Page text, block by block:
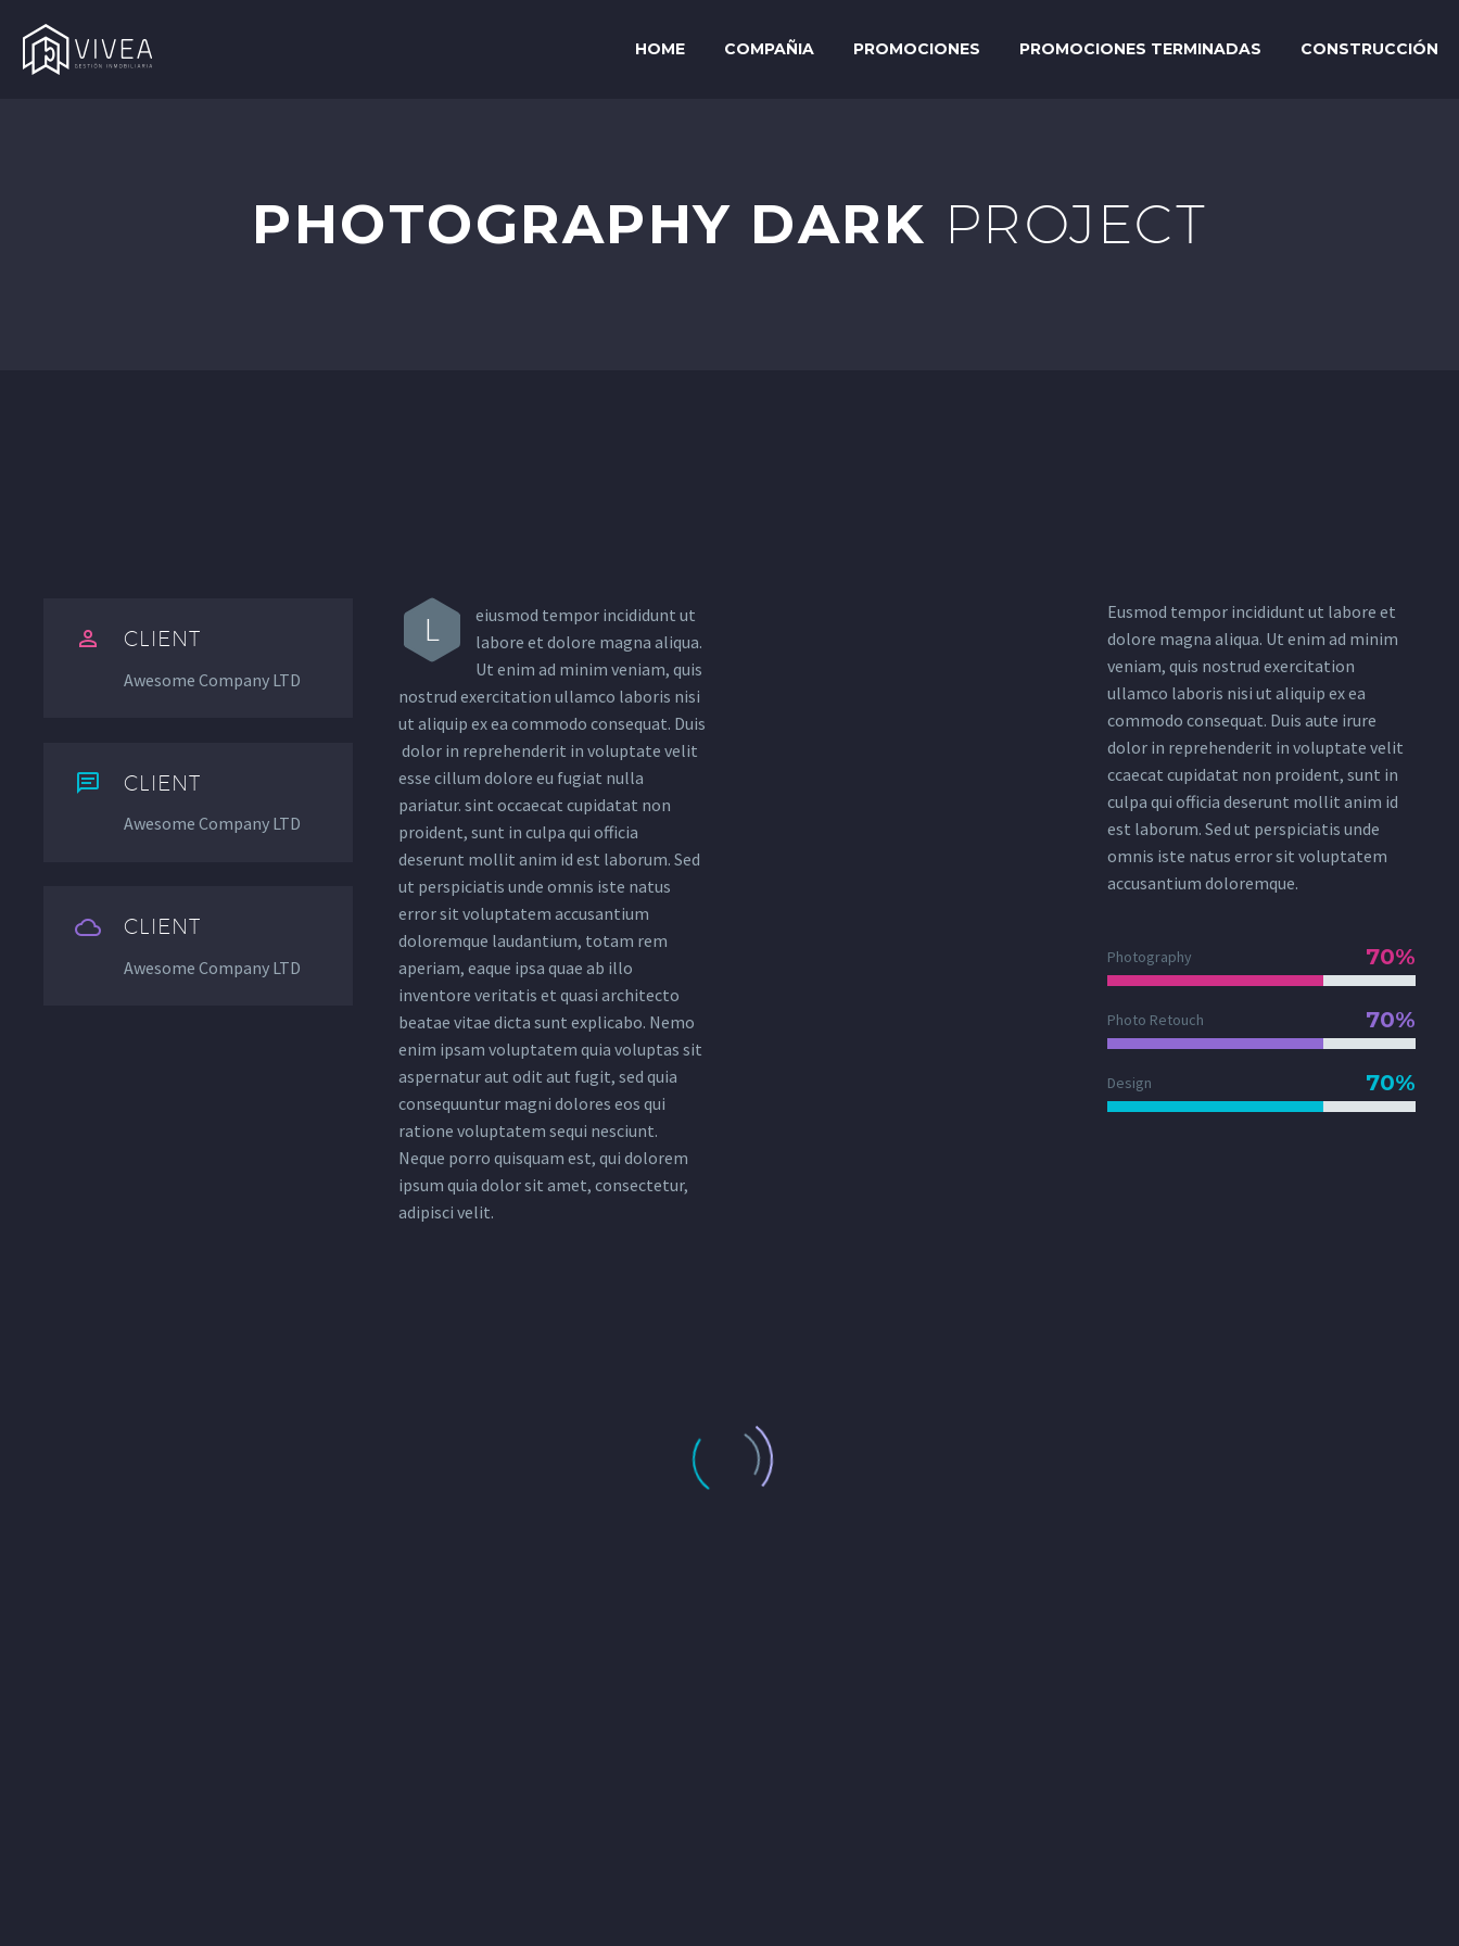
HOME COMPAÑIA PROMOCIONES PROMOCIONES TERMINADAS CONSTRUCCIÓN
PHOTOGRAPHY DARK PROJECT

 CLIENT
Awesome Company LTD

 CLIENT
Awesome Company LTD

 CLIENT
Awesome Company LTD
L
eiusmod tempor incididunt ut
labore et dolore magna aliqua.
Ut enim ad minim veniam, quis
nostrud exercitation ullamco laboris nisi
ut aliquip ex ea commodo consequat. Duis
dolor in reprehenderit in voluptate velit
esse cillum dolore eu fugiat nulla
pariatur. sint occaecat cupidatat non
proident, sunt in culpa qui officia
deserunt mollit anim id est laborum. Sed
ut perspiciatis unde omnis iste natus
error sit voluptatem accusantium
doloremque laudantium, totam rem
aperiam, eaque ipsa quae ab illo
inventore veritatis et quasi architecto
beatae vitae dicta sunt explicabo. Nemo
enim ipsam voluptatem quia voluptas sit
aspernatur aut odit aut fugit, sed quia
consequuntur magni dolores eos qui
ratione voluptatem sequi nesciunt.
Neque porro quisquam est, qui dolorem
ipsum quia dolor sit amet, consectetur,
adipisci velit.
Eusmod tempor incididunt ut labore et
dolore magna aliqua. Ut enim ad minim
veniam, quis nostrud exercitation
ullamco laboris nisi ut aliquip ex ea
commodo consequat. Duis aute irure
dolor in reprehenderit in voluptate velit
ccaecat cupidatat non proident, sunt in
culpa qui officia deserunt mollit anim id
est laborum. Sed ut perspiciatis unde
omnis iste natus error sit voluptatem
accusantium doloremque.
Photography 70%
Photo Retouch 70%
Design 70%